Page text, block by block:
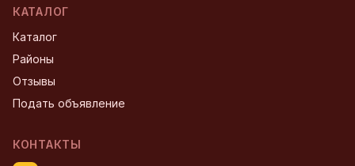
КАТАЛОГ
Каталог
Районы
Отзывы
Подать объявление
КОНТАКТЫ